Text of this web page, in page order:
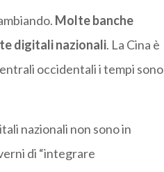
Molte banche
digitali nazionali. La Cina è
occidentali i tempi sono
nazionali non sono in
di “integrare